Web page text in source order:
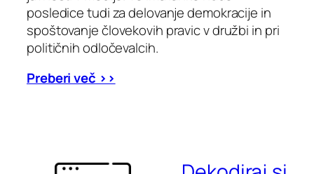
posledice tudi za delovanje demokracije in
spoštovanje človekovih pravic v družbi in pri
političnih odločevalcih.
Preberi več >>